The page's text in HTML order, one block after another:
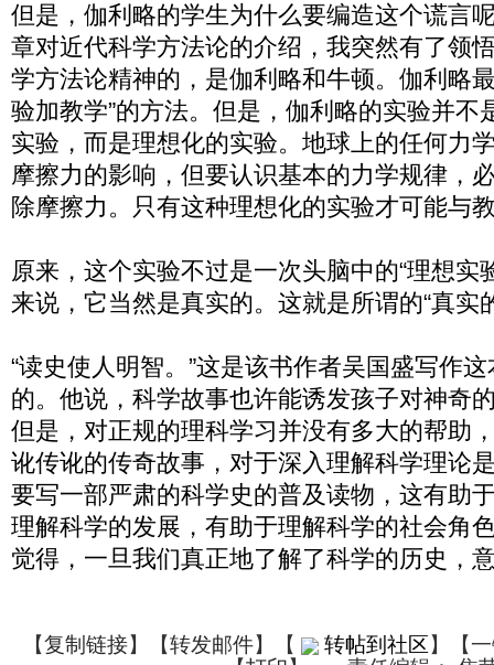
但是，伽利略的学生为什么要编造这个谎言
章对近代科学方法论的介绍，我突然有了领
学方法论精神的，是伽利略和牛顿。伽利略
验加教学”的方法。但是，伽利略的实验并不
实验，而是理想化的实验。地球上的任何力
摩擦力的影响，但要认识基本的力学规律，
除摩擦力。只有这种理想化的实验才可能与
原来，这个实验不过是一次头脑中的“理想实
来说，它当然是真实的。这就是所谓的“真实
“读史使人明智。”这是该书作者吴国盛写作
的。他说，科学故事也许能诱发孩子对神奇
但是，对正规的理科学习并没有多大的帮助
讹传讹的传奇故事，对于深入理解科学理论
要写一部严肃的科学史的普及读物，这有助
理解科学的发展，有助于理解科学的社会角
觉得，一旦我们真正地了解了科学的历史，
【复制链接】【转发邮件】 【 转帖到社区】【